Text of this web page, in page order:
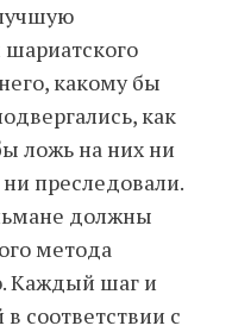
какому бы
как
ложь на них ни
преследовали.
должны
метода
Каждый шаг и
соответствии с